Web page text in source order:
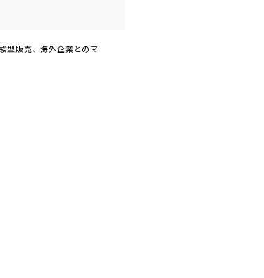
型販売、海外企業とのマ